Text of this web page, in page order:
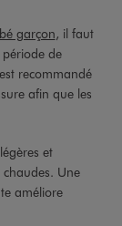
garçon, il faut
de
recommandé
afin que les
et
Une
améliore